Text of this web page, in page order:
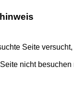
Seite
nicht besuchen